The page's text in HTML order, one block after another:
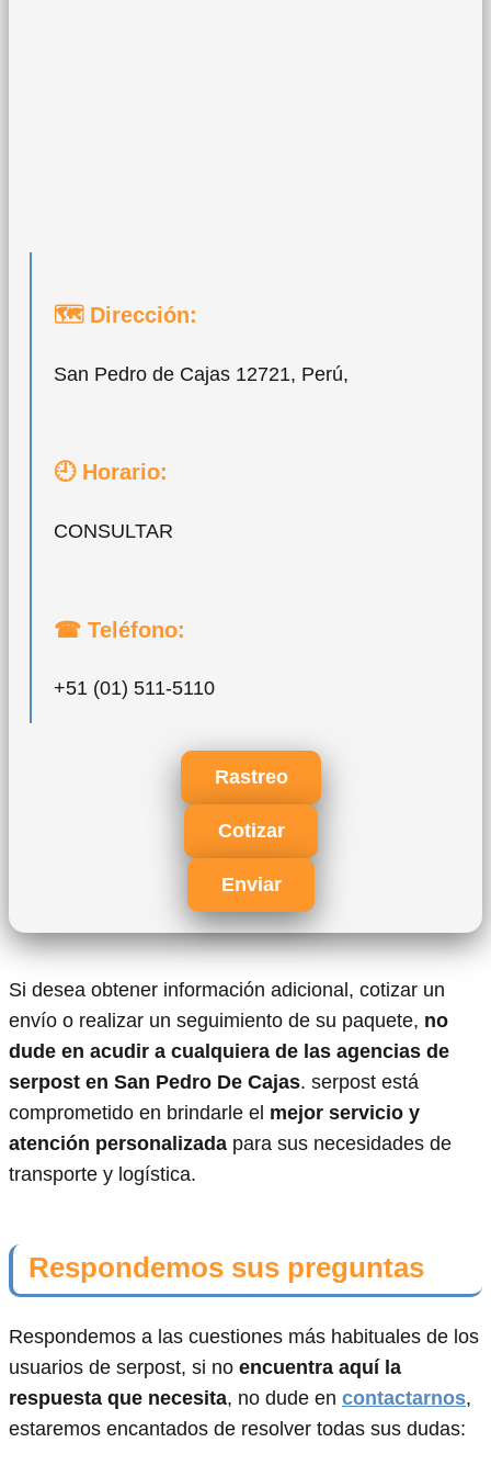
🗺 Dirección:
San Pedro de Cajas 12721, Perú,
🕘 Horario:
CONSULTAR
☎ Teléfono:
+51 (01) 511-5110
Rastreo
Cotizar
Enviar
Si desea obtener información adicional, cotizar un
envío o realizar un seguimiento de su paquete, no
dude en acudir a cualquiera de las agencias de
serpost en San Pedro De Cajas. serpost está
comprometido en brindarle el mejor servicio y
atención personalizada para sus necesidades de
transporte y logística.
Respondemos sus preguntas
Respondemos a las cuestiones más habituales de los
usuarios de serpost, si no encuentra aquí la
respuesta que necesita, no dude en contactarnos,
estaremos encantados de resolver todas sus dudas: